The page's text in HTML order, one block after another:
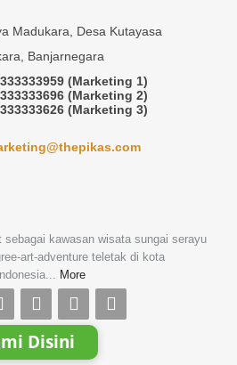
Disini
Madukara, Desa Kutayasa
Banjarnegara
(Marketing 1)
(Marketing 2)
(Marketing 3)
kawasan wisata sungai serayu
art-adventure teletak di kota
More